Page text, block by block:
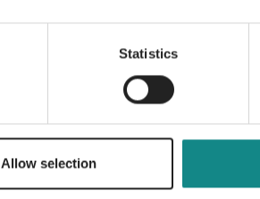
Statistics
Allow selection